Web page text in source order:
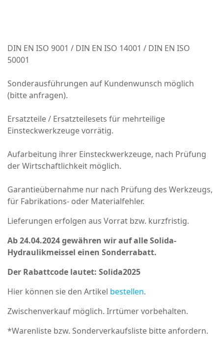
DIN EN ISO 9001 / DIN EN ISO 14001 / DIN EN ISO
50001
Sonderausführungen auf Kundenwunsch möglich
(bitte anfragen).
Ersatzteile / Ersatzteilesets für mehrteilige
Einsteckwerkzeuge vorrätig.
Aufarbeitung ihrer Einsteckwerkzeuge, nach Prüfung
der Wirtschaftlichkeit möglich.
Garantieübernahme nur nach Prüfung des Werkzeugs,
für Fabrikations- oder Materialfehler.
Lieferungen erfolgen aus Vorrat bzw. kurzfristig.
Ab 24.04.2024 gewähren wir auf alle Solida-
Hydraulikmeissel einen Sonderrabatt.
Der Rabattcode lautet: Solida2025
Hier können sie den Artikel bestellen.
Zwischenverkauf möglich. Irrtümer vorbehalten.
*Warenliste bzw. Sonderverkaufsliste bitte anfordern.